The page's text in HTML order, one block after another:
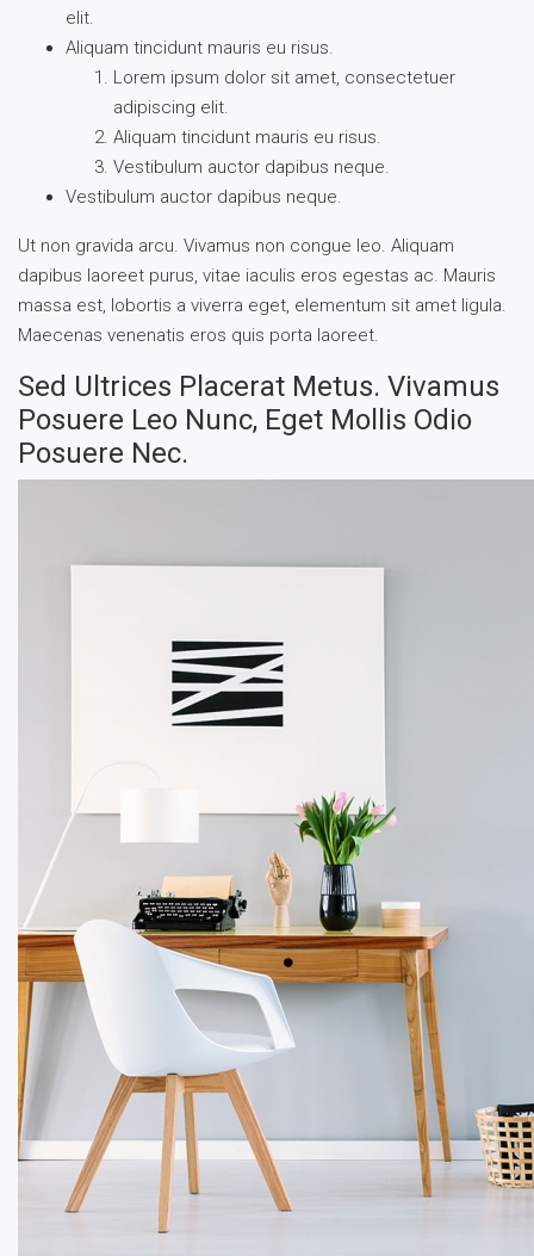
elit.
Aliquam tincidunt mauris eu risus.
Lorem ipsum dolor sit amet, consectetuer
adipiscing elit.
Aliquam tincidunt mauris eu risus.
Vestibulum auctor dapibus neque.
Vestibulum auctor dapibus neque.
Ut non gravida arcu. Vivamus non congue leo. Aliquam
dapibus laoreet purus, vitae iaculis eros egestas ac. Mauris
massa est, lobortis a viverra eget, elementum sit amet ligula.
Maecenas venenatis eros quis porta laoreet.
Sed Ultrices Placerat Metus. Vivamus
Posuere Leo Nunc, Eget Mollis Odio
Posuere Nec.